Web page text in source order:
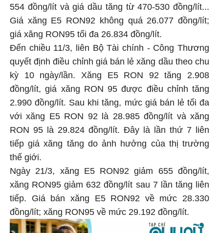
554 đồng/lít và giá dầu tăng từ 470-530 đồng/lít...
Giá xăng E5 RON92 không quá 26.077 đồng/lít;
giá xăng RON95 tối đa 26.834 đồng/lít.
Đến chiều 11/3, liên Bộ Tài chính - Công Thương
quyết định điều chỉnh giá bán lẻ xăng dầu theo chu
kỳ 10 ngày/lần. Xăng E5 RON 92 tăng 2.908
đồng/lít, giá xăng RON 95 được điều chỉnh tăng
2.990 đồng/lít. Sau khi tăng, mức giá bán lẻ tối đa
với xăng E5 RON 92 là 28.985 đồng/lít và xăng
RON 95 là 29.824 đồng/lít. Đây là lần thứ 7 liên
tiếp giá xăng tăng do ảnh hưởng của thị trường
thế giới.
Ngày 21/3, xăng E5 RON92 giảm 655 đồng/lít,
xăng RON95 giảm 632 đồng/lít sau 7 lần tăng liên
tiếp. Giá bán xăng E5 RON92 về mức 28.330
đồng/lít; xăng RON95 về mức 29.192 đồng/lít.